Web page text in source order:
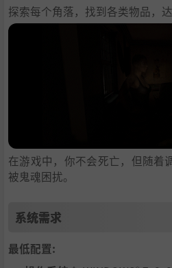
探索每个角落，找到各类物品，达
在游戏中，你不会死亡，但随着
被鬼魂困扰。
系统需求
最低配置: